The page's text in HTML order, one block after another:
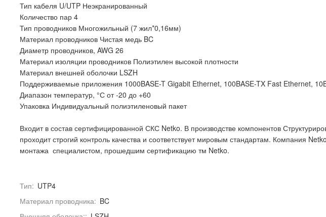
Тип кабеля U/UTP Неэкранированный
Количество пар 4
Тип проводников Многожильный (7 жил*0,16мм)
Материал проводников Чистая медь BC
Диаметр проводников, AWG 26
Материал изоляции проводников Полиэтилен высокой плотности
Материал внешней оболочки LSZH
Поддерживаемые приложения 1000BASE-T Gigabit Ethernet, 100BASE-TX Fast Ethernet,
Диапазон температур, °С от -20 до +60
Упаковка Индивидуальный полиэтиленовый пакет
Входит в состав сертифицированной СКС Netko. В производстве компонентов
проходит строгий контроль качества и соответствует мировым стандартам. Компания
монтажа специалистом, прошедшим сертификацию тм Netko.
Тип: UTP4
Материал проводника: BC